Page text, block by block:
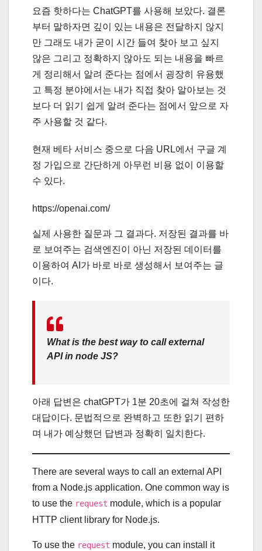
요즘 핫하다는 ChatGPT를 사용해 보았다. 결론
부터 말하자면 깊이 있는 내용은 전달하지 않지
만 그래도 내가 굳이 시간 들여 찾아 보고 싶지
않은 그리고 정확하지 않아도 되는 내용을 빠르
게 정리해서 알려 준다는 점에서 굉장히 유용했
고 특정 분야에서는 내가 직접 찾아 알아보는 것
보다 더 읽기 쉽게 알려 준다는 점에서 앞으로 자
주 사용할 것 같다.
현재 베타 서비스 중으로 다음 URL에서 구글 계
정 가입으로 간단하게 아무런 비용 없이 이용할
수 있다.
https://openai.com/
실제 사용한 질문과 그 결과다. 저장된 결과를 바
로 보여주는 검색엔진이 아닌 저장된 데이터를
이용하여 AI가 바로 바로 생성해서 보여주는 글
이다.
What is the best way to call external
API in node JS?
아래 답변은 chatGPT가 1분 20초에 걸쳐 작성한
대답이다. 문법적으로 완벽하고 또한 읽기 편하
며 내가 예상했던 답변과 정확히 일치한다.
There are several ways to call an external API
from a Node.js application. One common way is
to use the request module, which is a popular
HTTP client library for Node.js.
To use the request module, you can install it